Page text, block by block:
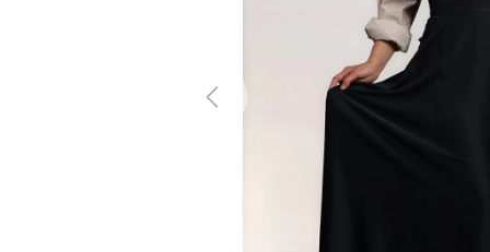
Previous